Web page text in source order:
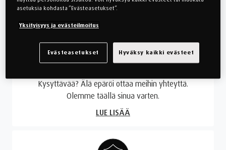
ASIAKASPALVELU
Kysyttävää? Älä epäröi ottaa meihin yhteyttä.
Olemme täällä sinua varten.
LUE LISÄÄ
asetuksia kohdasta ”Evästeasetukset”.
Yksityisyys ja evästeilmoitus
Hyväksy kaikki evästeet
Evästeasetukset